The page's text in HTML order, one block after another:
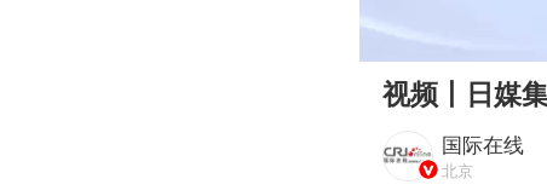
视频丨日媒
国际在线
北京